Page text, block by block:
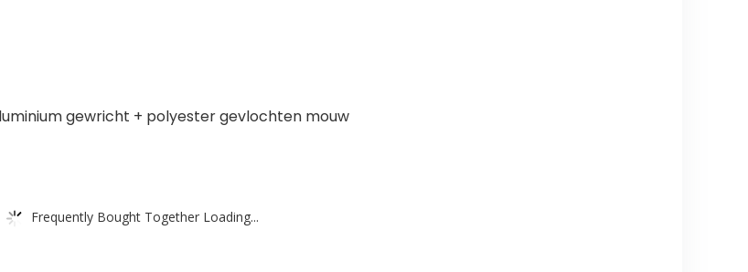
gewricht + polyester gevlochten mouw
Frequently Bought Together Loading...